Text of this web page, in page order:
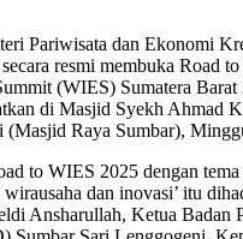
Pariwisata dan Ekonomi
resmi membuka Road
(WIES) Sumatera
di Masjid Syekh Ahmad
(Masjid Raya Sumbar),
to WIES 2025 dengan tema
wirausaha dan inovasi’ itu
Ansharullah, Ketua Badan